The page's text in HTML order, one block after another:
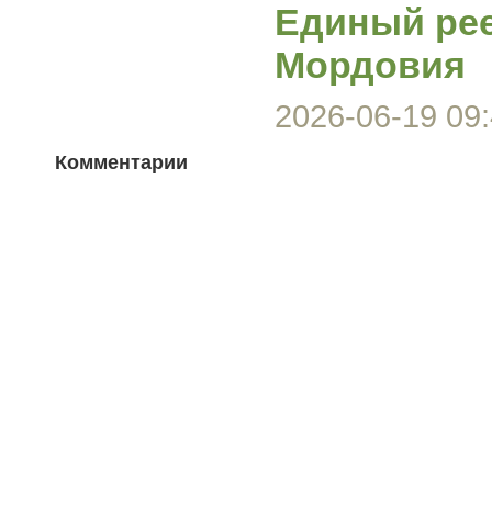
Единый
Мордовия
2026-06-19
Комментарии